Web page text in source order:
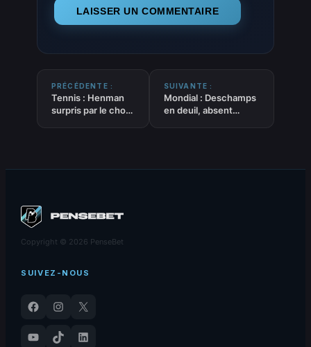
PRÉCÉDENTE :
Tennis : Henman
surpris par le choix
SUIVANTE :
Mondial : Deschamps
en deuil, absent
Copyright © 2026 PenseBet
SUIVEZ-NOUS
Facebook Instagram
X
YouTube
TikTok LinkedIn